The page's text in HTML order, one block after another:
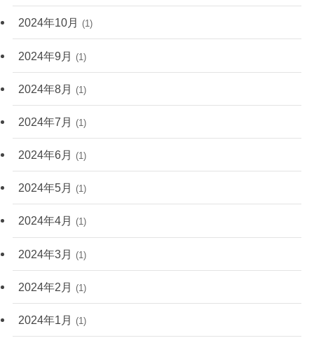
2024年10月 (1)
2024年9月 (1)
2024年8月 (1)
2024年7月 (1)
2024年6月 (1)
2024年5月 (1)
2024年4月 (1)
2024年3月 (1)
2024年2月 (1)
2024年1月 (1)